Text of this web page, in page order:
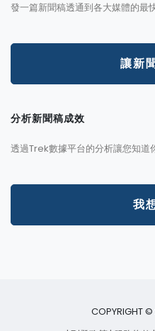
發一篇新聞稿透通到各大媒體的最
讓新
分析新聞稿成效
透過Trek數據平台的分析讓您知道
我
COPYRIGHT